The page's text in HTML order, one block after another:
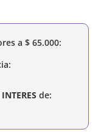
a $ 65.000:
de: